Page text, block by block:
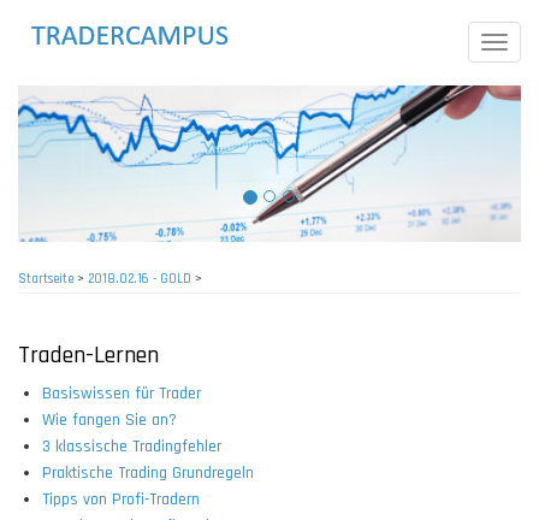
Toggle
Startseite> 2018.02.16 - GOLD >
Traden-Lernen
Basiswissen für Trader
Wie fangen Sie an?
3 klassische Tradingfehler
Praktische Trading Grundregeln
Tipps von Profi-Tradern